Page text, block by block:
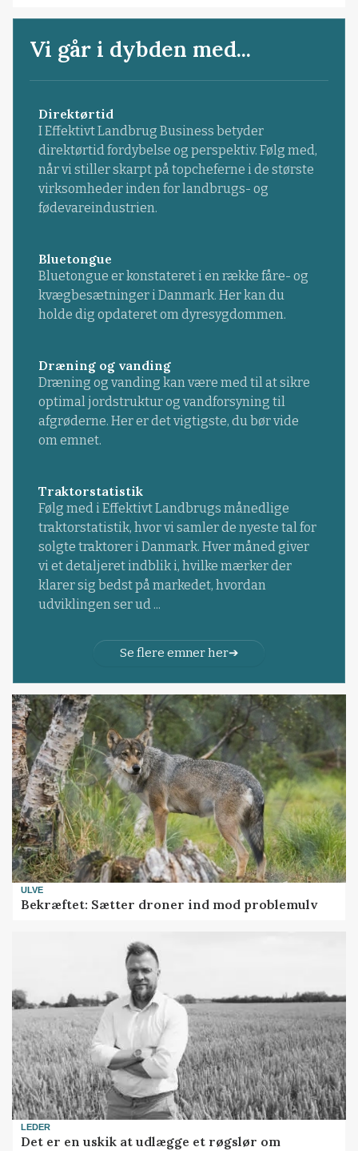
Vi går i dybden med...
Direktørtid
I Effektivt Landbrug Business betyder
direktørtid fordybelse og perspektiv. Følg med,
når vi stiller skarpt på topcheferne i de største
virksomheder inden for landbrugs- og
fødevareindustrien.
Bluetongue
Bluetongue er konstateret i en række fåre- og
kvægbesætninger i Danmark. Her kan du
holde dig opdateret om dyresygdommen.
Dræning og vanding
Dræning og vanding kan være med til at sikre
optimal jordstruktur og vandforsyning til
afgrøderne. Her er det vigtigste, du bør vide
om emnet.
Traktorstatistik
Følg med i Effektivt Landbrugs månedlige
traktorstatistik, hvor vi samler de nyeste tal for
solgte traktorer i Danmark. Hver måned giver
vi et detaljeret indblik i, hvilke mærker der
klarer sig bedst på markedet, hvordan
udviklingen ser ud ...
Se flere emner her
ULVE
Bekræftet: Sætter droner ind mod problemulv
LEDER
Det er en uskik at udlægge et røgslør om